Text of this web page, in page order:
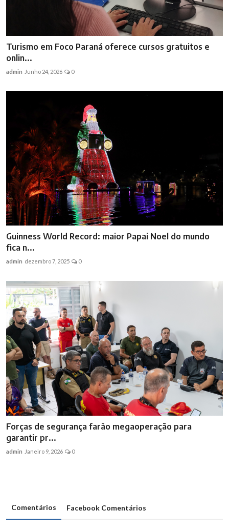
Turismo em Foco Paraná oferece cursos gratuitos e
onlin...
admin Junho 24, 2026 0
Guinness World Record: maior Papai Noel do mundo
fica n...
admin dezembro 7, 2025 0
Forças de segurança farão megaoperação para
garantir pr...
admin Janeiro 9, 2026 0
Comentários Facebook Comentários